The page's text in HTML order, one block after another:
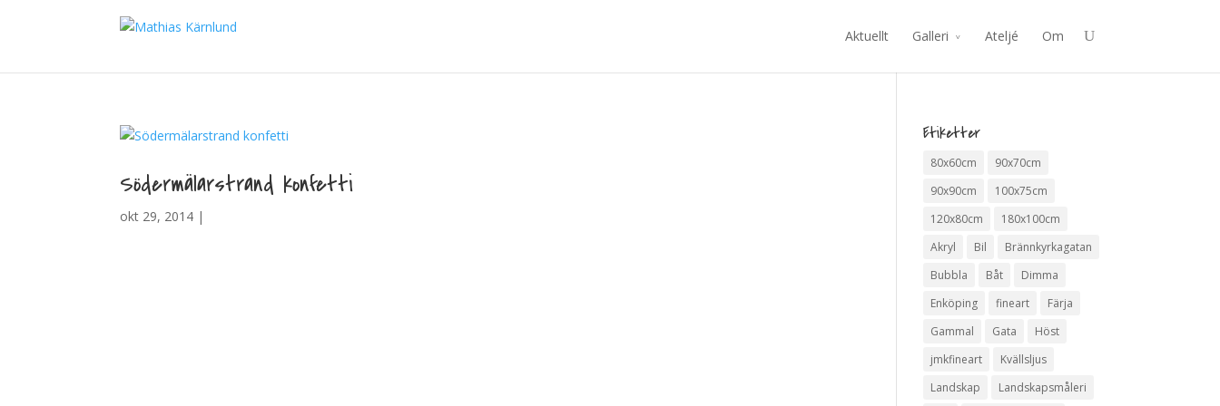
Aktuellt Galleri Ateljé Om
Södermälarstrand konfetti
okt 29, 2014 |
Etiketter
80x60cm
90x70cm
90x90cm
100x75cm
120x80cm
180x100cm
Akryl
Bil
Brännkyrkagatan
Bubbla
Båt
Dimma
Enköping
fineart
Färja
Gammal
Gata
Höst
jmkfineart
Kvällsljus
Landskap
Landskapsmåleri